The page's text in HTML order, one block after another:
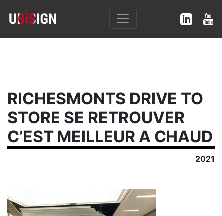
RICHESMONTS DRIVE TO
STORE SE RETROUVER
C’EST MEILLEUR A CHAUD
2021